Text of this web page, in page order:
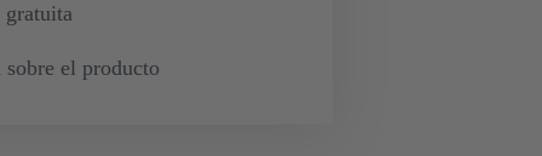
gratuita
sobre el producto